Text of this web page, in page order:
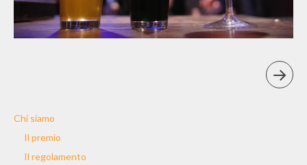
Chi siamo
Il premio
Il regolamento